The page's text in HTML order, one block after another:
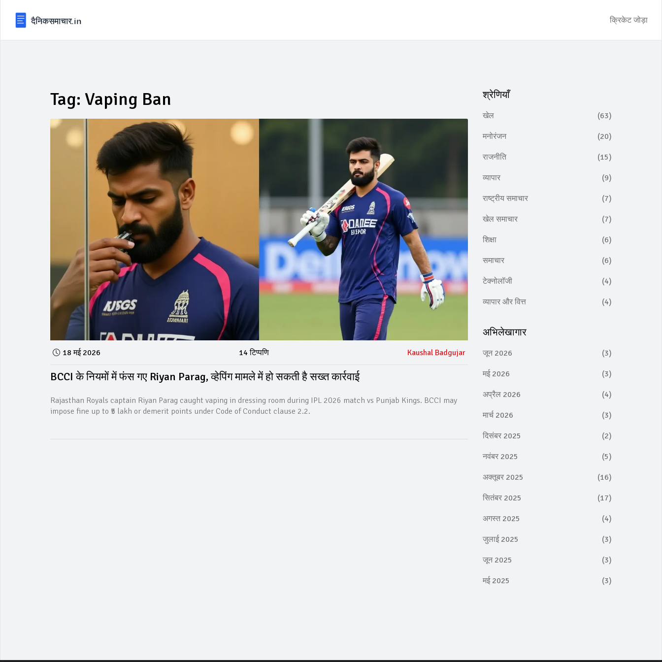
क्रिकेट जोड़ा
Tag: Vaping Ban
18 मई 2026 14 टिप्पणि Kaushal Badgujar
BCCI के नियमों में फंस गए Riyan Parag, व्हेपिंग मामले में हो सकती है सख्त कार्रवाई
Rajasthan Royals captain Riyan Parag caught vaping in dressing room during IPL 2026 match vs Punjab Kings. BCCI may
impose fine up to ₹5 lakh or demerit points under Code of Conduct clause 2.2.
श्रेणियाँ
खेल (63)
मनोरंजन (20)
राजनीति (15)
व्यापार (9)
राष्ट्रीय समाचार (7)
खेल समाचार (7)
शिक्षा (6)
समाचार (6)
टेक्नोलॉजी (4)
व्यापार और वित्त (4)
अभिलेखागार
जून 2026 (3)
मई 2026 (3)
अप्रैल 2026 (4)
मार्च 2026 (3)
दिसंबर 2025 (2)
नवंबर 2025 (5)
अक्तूबर 2025 (16)
सितंबर 2025 (17)
अगस्त 2025 (4)
जुलाई 2025 (3)
जून 2025 (3)
मई 2025 (3)